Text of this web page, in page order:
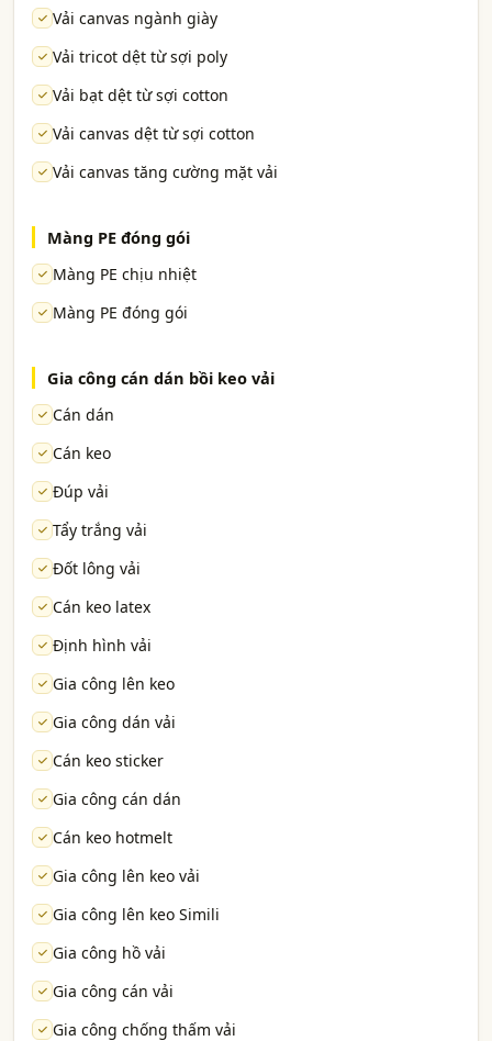
Vải canvas ngành giày
Vải tricot dệt từ sợi poly
Vải bạt dệt từ sợi cotton
Vải canvas dệt từ sợi cotton
Vải canvas tăng cường mặt vải
Màng PE đóng gói
Màng PE chịu nhiệt
Màng PE đóng gói
Gia công cán dán bồi keo vải
Cán dán
Cán keo
Đúp vải
Tẩy trắng vải
Đốt lông vải
Cán keo latex
Định hình vải
Gia công lên keo
Gia công dán vải
Cán keo sticker
Gia công cán dán
Cán keo hotmelt
Gia công lên keo vải
Gia công lên keo Simili
Gia công hồ vải
Gia công cán vải
Gia công chống thấm vải